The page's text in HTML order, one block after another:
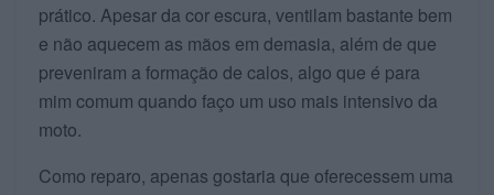
prático. Apesar da cor escura, ventilam bastante bem
e não aquecem as mãos em demasia, além de que
preveniram a formação de calos, algo que é para
mim comum quando faço um uso mais intensivo da
moto.
Como reparo, apenas gostaria que oferecessem uma